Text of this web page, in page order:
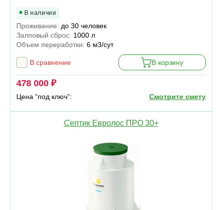
В наличии
Проживание: до 30 человек
Залповый сброс: 1000 л
Объем переработки: 6 м3/сут
В сравнение В корзину
478 000 ₽
Цена “под ключ”: Смотрите смету
Септик Евролос ПРО 30+